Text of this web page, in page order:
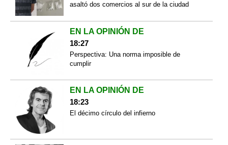
asaltó dos comercios al sur de la ciudad
EN LA OPINIÓN DE
18:27
Perspectiva: Una norma imposible de
cumplir
EN LA OPINIÓN DE
18:23
El décimo círculo del infierno